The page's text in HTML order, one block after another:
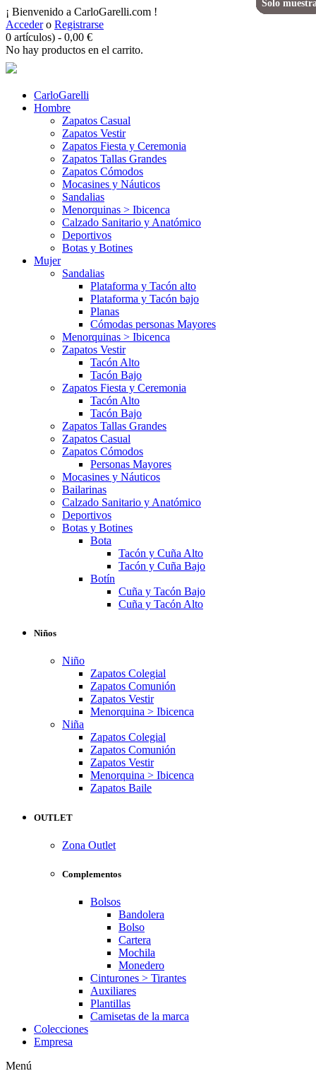
¡ Bienvenido a CarloGarelli.com !
Accedero Registrarse
0 artículos) - 0,00 €
No hay productos en el carrito.
CarloGarelli
Hombre
Zapatos Casual
Zapatos Vestir
Zapatos Fiesta y Ceremonia
Zapatos Tallas Grandes
Zapatos Cómodos
Mocasines y Náuticos
Sandalias
Menorquinas > Ibicenca
Calzado Sanitario y Anatómico
Deportivos
Botas y Botines
Mujer
Sandalias
Plataforma y Tacón alto
Plataforma y Tacón bajo
Planas
Cómodas personas Mayores
Menorquinas > Ibicenca
Zapatos Vestir
Tacón Alto
Tacón Bajo
Zapatos Fiesta y Ceremonia
Tacón Alto
Tacón Bajo
Zapatos Tallas Grandes
Zapatos Casual
Zapatos Cómodos
Personas Mayores
Mocasines y Náuticos
Bailarinas
Calzado Sanitario y Anatómico
Deportivos
Botas y Botines
Bota
Tacón y Cuña Alto
Tacón y Cuña Bajo
Botín
Cuña y Tacón Bajo
Cuña y Tacón Alto
Niños
Niño
Zapatos Colegial
Zapatos Comunión
Zapatos Vestir
Menorquina > Ibicenca
Niña
Zapatos Colegial
Zapatos Comunión
Zapatos Vestir
Menorquina > Ibicenca
Zapatos Baile
OUTLET
Zona Outlet
Complementos
Bolsos
Bandolera
Bolso
Cartera
Mochila
Monedero
Cinturones > Tirantes
Auxiliares
Plantillas
Camisetas de la marca
Colecciones
Empresa
Menú
Solo
Solo
Solo
Solo
Solo
Solo
Solo
Solo
Solo
Solo
Solo
Solo
Solo
Solo
Solo
Solo
Solo
Solo
Solo
Solo